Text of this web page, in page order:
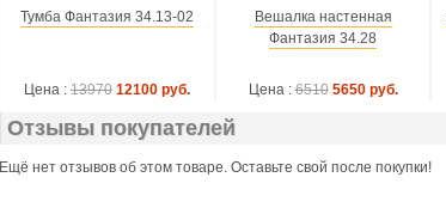
Тумба Фантазия 34.13-02
Цена : 13970 12100 руб.
Вешалка настенная
Фантазия 34.28
Цена : 6510 5650 руб.
Отзывы покупателей
Ещё нет отзывов об этом товаре. Оставьте свой после покупки!